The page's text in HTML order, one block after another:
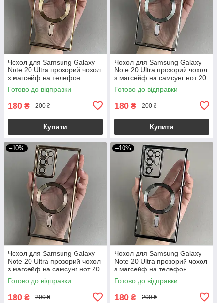
Чохол для Samsung Galaxy
Note 20 Ultra прозорий чохол
з магсейф на телефон
самсунг нот 20 ультра
золотий h3b
Готово до відправки
180 ₴ 200 ₴
Купити
Чохол для Samsung Galaxy
Note 20 Ultra прозорий чохол
з магсейф на самсунг нот 20
ультра срібний h3b
Готово до відправки
180 ₴ 200 ₴
Купити
–10%
Чохол для Samsung Galaxy
Note 20 Ultra прозорий чохол
з магсейф на самсунг нот 20
ультра рожеве золото h3b
Готово до відправки
180 ₴ 200 ₴
–10%
Чохол для Samsung Galaxy
Note 20 Ultra прозорий чохол
з магсейф на телефон
самсунг нот 20 ультра чорний
h3b
Готово до відправки
180 ₴ 200 ₴